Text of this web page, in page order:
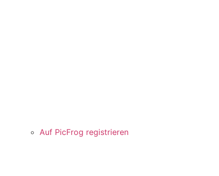
Auf PicFrog registrieren